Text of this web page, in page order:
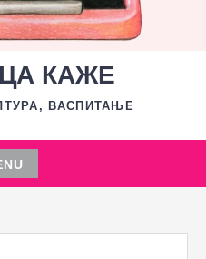
КАЖЕ
ВАСПИТАЊЕ